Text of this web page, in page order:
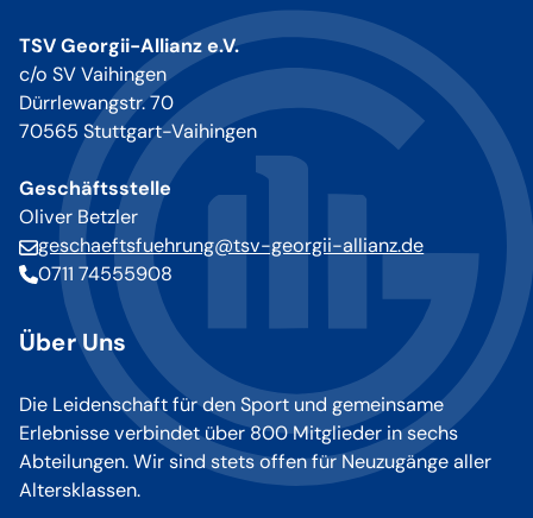
TSV Georgii-Allianz e.V.
c/o SV Vaihingen
Dürrlewangstr. 70
70565 Stuttgart-Vaihingen
Geschäftsstelle
Oliver Betzler
geschaeftsfuehrung@tsv-georgii-allianz.de
0711 74555908
Über Uns
Die Leidenschaft für den Sport und gemeinsame
Erlebnisse verbindet über 800 Mitglieder in sechs
Abteilungen. Wir sind stets offen für Neuzugänge aller
Altersklassen.